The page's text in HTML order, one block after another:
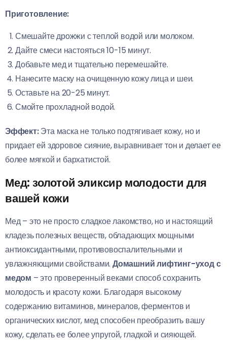
Приготовление:
Смешайте дрожжи с теплой водой или молоком.
Дайте смеси настояться 10-15 минут.
Добавьте мед и тщательно перемешайте.
Нанесите маску на очищенную кожу лица и шеи.
Оставьте на 20-25 минут.
Смойте прохладной водой.
Эффект:Эта маска не только подтягивает кожу, но и
придает ей здоровое сияние, выравнивает тон и делает ее
более мягкой и бархатистой.
Мед: золотой эликсир молодости для
вашей кожи
Мед – это не просто сладкое лакомство, но и настоящий
кладезь полезных веществ, обладающих мощными
антиоксидантными, противовоспалительными и
увлажняющими свойствами. Домашний лифтинг-уход с
медом – это проверенный веками способ сохранить
молодость и красоту кожи. Благодаря высокому
содержанию витаминов, минералов, ферментов и
органических кислот, мед способен преобразить вашу
кожу, сделать ее более упругой, гладкой и сияющей.